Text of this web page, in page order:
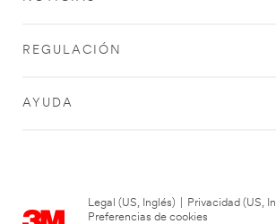
REGULACIÓN
AYUDA
Legal (US, Inglés) Privacidad (US,
Preferencias de cookies